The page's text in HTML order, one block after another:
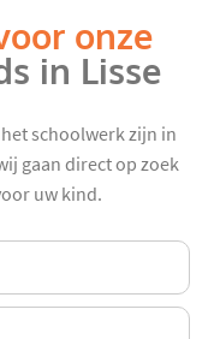
onze
in Lisse
schoolwerk zijn in
gaan direct op zoek
uw kind.